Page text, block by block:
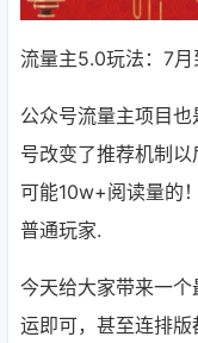
流量主5.0玩法：7
公众号流量主项目
号改变了推荐机制
可能10w+阅读量的
普通玩家.
今天给大家带来一
运即可，甚至连排